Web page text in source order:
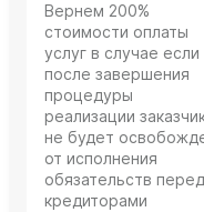
Вернем 200%
стоимости оплаты
услуг в случае если
после завершения
процедуры
реализации
не будет
от исполнения
обязательств перед
кредиторами